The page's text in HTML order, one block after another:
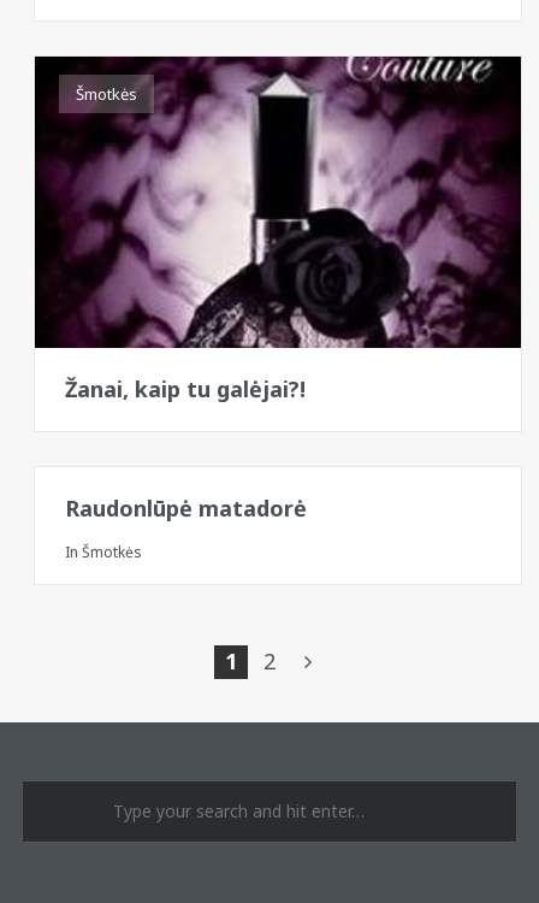
Šmotkės
Žanai, kaip tu galėjai?!
Raudonlūpė matadorė
In Šmotkės
pagination
1 2